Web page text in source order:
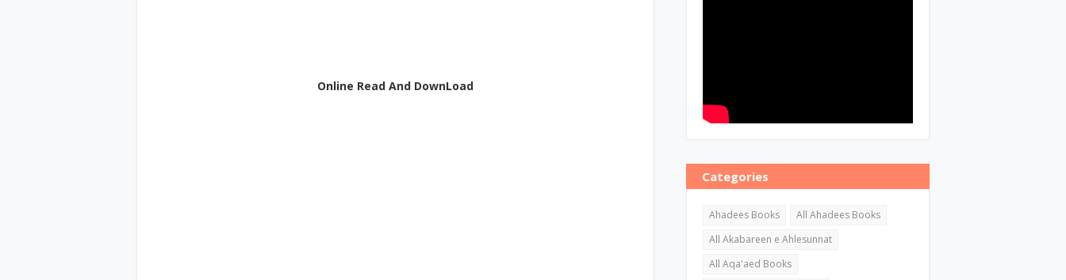
Online Read And DownLoad
Categories
Ahadees Books
All Ahadees Books
All Akabareen e Ahlesunnat
All Aqa'aed Books